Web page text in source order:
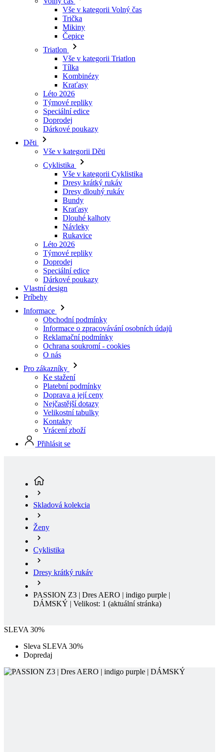
Triatlon
Vše v kategorii Triatlon
Tílka
Kombinézy
Kraťasy
Léto 2026
Týmové repliky
Speciální edice
Doprodej
Dárkové poukazy
Děti
Vše v kategorii Děti
Cyklistika
Vše v kategorii Cyklistika
Dresy dlouhý rukáv
Bundy
Kraťasy
Dlouhé kalhoty
Návleky
Rukavice
Léto 2026
Týmové repliky
Doprodej
Speciální edice
Dárkové poukazy
Vlastní design
Príbehy
Informace
Obchodní podmínky
Informace o zpracovávání osobních údajů
Reklamační podmínky
Ochrana soukromí - cookies
O nás
Pro zákazníky
Ke stažení
Platební podmínky
Doprava a její ceny
Nejčastější dotazy
Velikostní tabulky
Kontakty
Vrácení zboží
Přihlásit se
Ženy
Cyklistika
Dresy krátký rukáv
PASSION Z3 | Dres AERO | indigo purple |
DÁMSKÝ | Velikost: 1
SLEVA 30%
Sleva SLEVA 30%